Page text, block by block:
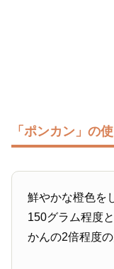
「ポンカン」の
鮮やかな橙色を
150グラム程度
かんの2倍程度の